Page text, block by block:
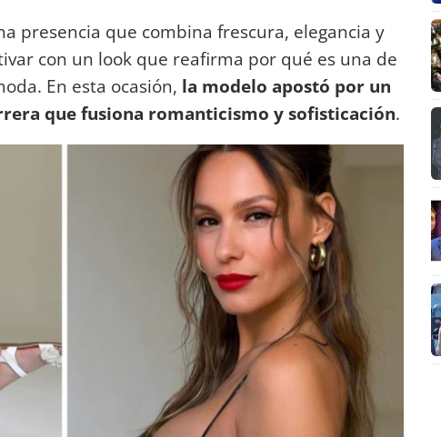
presencia que combina frescura, elegancia y
con un look que reafirma por qué es una de
En esta ocasión, la modelo apostó por un
que fusiona romanticismo y sofisticación.